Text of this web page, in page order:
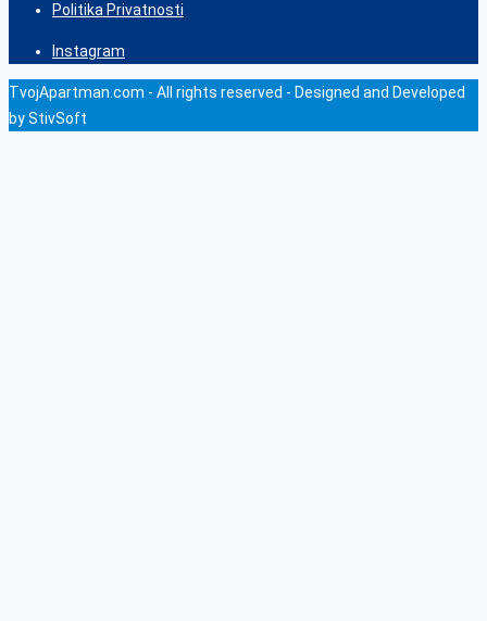
Politika Privatnosti
Instagram
TvojApartman.com - All rights reserved - Designed and Developed
by StivSoft